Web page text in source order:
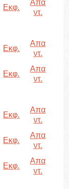
Εκφ.
Απα
ντ.
Εκφ.
Απα
ντ.
Εκφ.
Απα
ντ.
Εκφ.
Απα
ντ.
Εκφ.
Απα
ντ.
Εκφ.
Απα
ντ.